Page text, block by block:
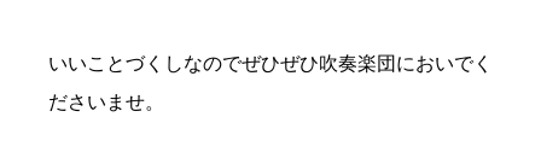
いいことづくしなのでぜひぜひ吹奏楽団においでく
ださいませ。